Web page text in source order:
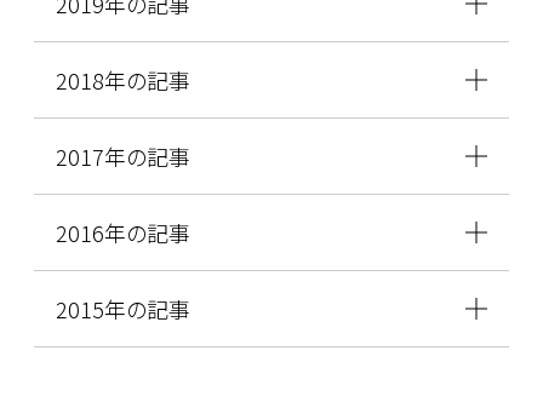
2018年の記事
2017年の記事
2016年の記事
2015年の記事